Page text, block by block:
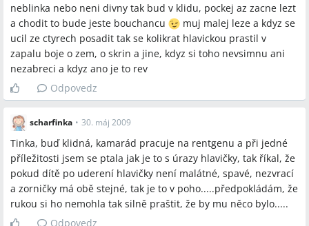
neblinka nebo neni divny tak bud v klidu, pockej az zacne lezt
a chodit to bude jeste bouchancu
muj malej leze a kdyz se
ucil ze ctyrech posadit tak se kolikrat hlavickou prastil v
zapalu boje o zem, o skrin a jine, kdyz si toho nevsimnu ani
nezabreci a kdyz ano je to rev
Odpovedz
scharfinka • 30. máj 2009
Tinka, buď klidná, kamarád pracuje na rentgenu a při jedné
příležitosti jsem se ptala jak je to s úrazy hlavičky, tak říkal, že
pokud dítě po uderení hlavičky není malátné, spavé, nezvrací
a zorničky má obě stejné, tak je to v poho.....předpokládám, že
rukou si ho nemohla tak silně praštit, že by mu něco bylo.....
Odpovedz